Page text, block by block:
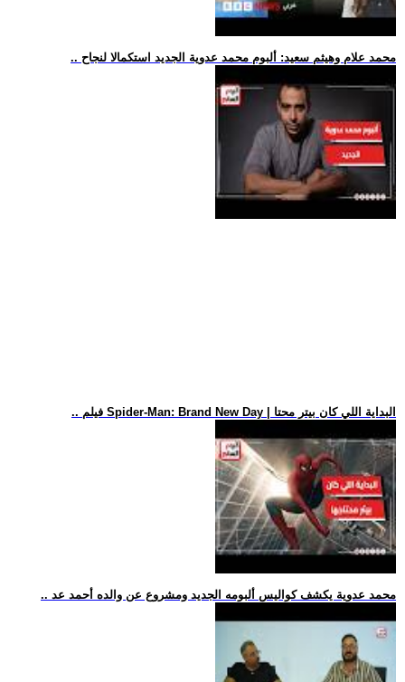
.. محمد علام وهيثم سعيد: ألبوم محمد عدوية الجديد استكمالا لنجاح
.. فيلم Spider-Man: Brand New Day | البداية اللي كان بيتر محتا
.. محمد عدوية يكشف كواليس ألبومه الجديد ومشروع عن والده أحمد عد